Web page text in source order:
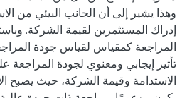
وهذا يشير إلى أن الجانب البيئي من
إدراك المستثمرين لقيمة الشركة.
المراجعة كمقياس لقياس جودة
تأثير إيجابي ومعنوي لجودة المراجعة
الاستدامة وقيمة الشركة، حيث يصبح